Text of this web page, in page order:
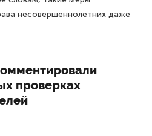
несовершеннолетних даже
проверках